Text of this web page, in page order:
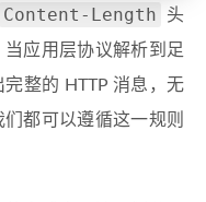
Content-Length
头
应用层协议解析到足
整的 HTTP 消息，无
都可以遵循这一规则